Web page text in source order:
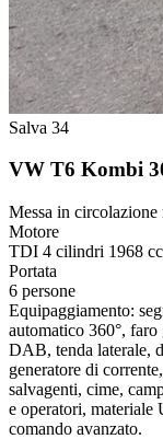
Salva 34
VW T6 Kombi
Messa in circolazione
Motore
TDI 4 cilindri 1968
Portata
6 persone
Equipaggiamento:
automatico 360°,
DAB, tenda laterale,
generatore di
salvagenti, cime,
e operatori, materiale
comando avanzato.